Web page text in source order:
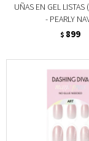
UÑAS EN GEL LISTAS
- PEARLY
$ 899